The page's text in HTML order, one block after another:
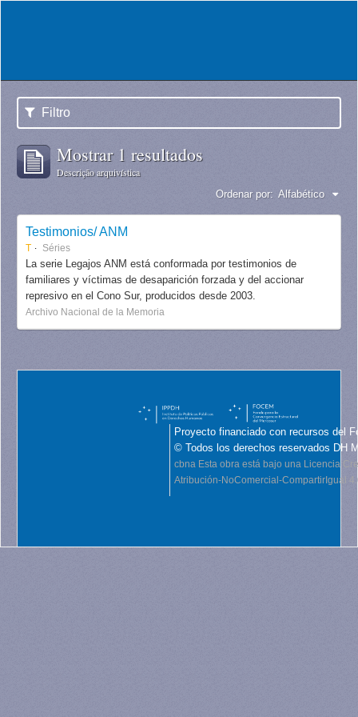
Filtro
Mostrar 1 resultados
Descrição arquivística
Ordenar por: Alfabético
Testimonios/ ANM
T Séries
La serie Legajos ANM está conformada por testimonios de
familiares y víctimas de desaparición forzada y del accionar
represivo en el Cono Sur, producidos desde 2003.
Archivo Nacional de la Memoria
Proyecto financiado con recursos del
© Todos los derechos reservados DH
cbna Esta obra está bajo una Licencia
Atribución-NoComercial-CompartirIgual